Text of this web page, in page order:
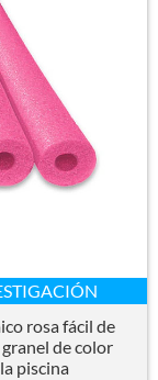
rosa fácil de
de color
piscina